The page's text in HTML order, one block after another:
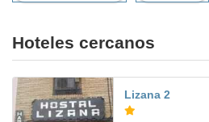
Hoteles cercanos
Lizana 2